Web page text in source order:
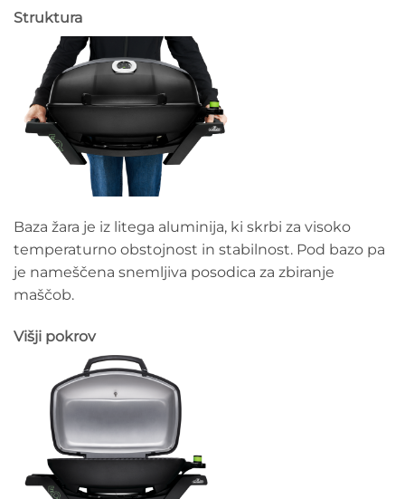
Struktura
Baza žara je iz litega aluminija, ki skrbi za visoko
temperaturno obstojnost in stabilnost. Pod bazo pa
je nameščena snemljiva posodica za zbiranje
maščob.
Višji pokrov